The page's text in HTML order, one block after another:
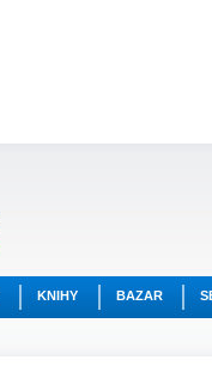
KNIHY BAZAR